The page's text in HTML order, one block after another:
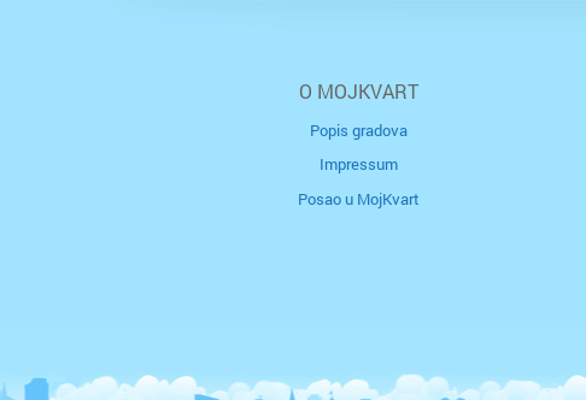
O MOJKVART
Popis gradova
Impressum
Posao u MojKvart